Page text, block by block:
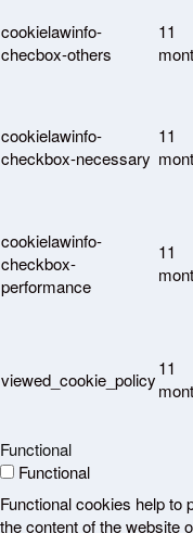
cookielawinfo-
checbox-others
11
cookielawinfo-
checkbox-necessary
11
cookielawinfo-
checkbox-
performance
11
viewed_cookie_policy
11
Functional
Functional
Functional cookies help to
the content of the website